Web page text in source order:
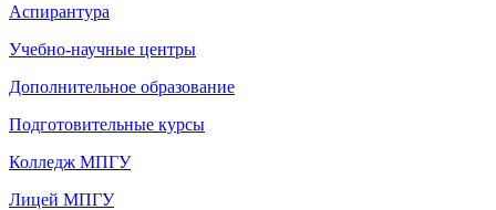
Аспирантура
Учебно-научные центры
Дополнительное образование
Подготовительные курсы
Колледж МПГУ
Лицей МПГУ